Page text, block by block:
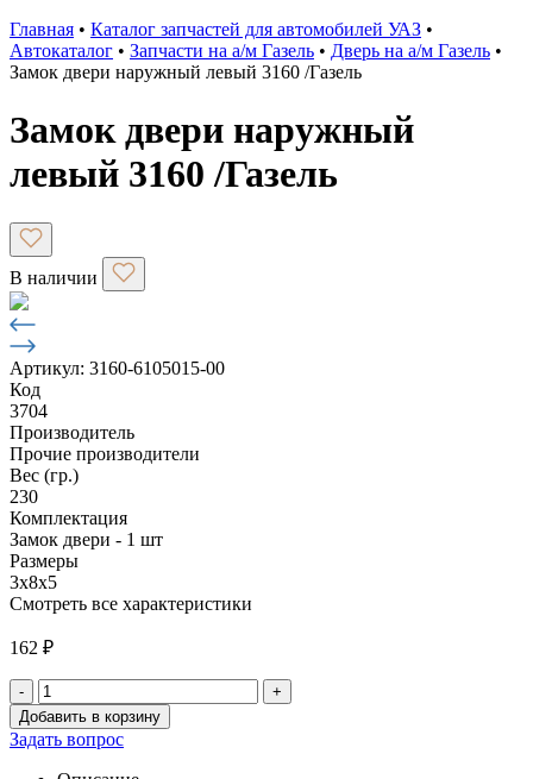
Главная • Каталог запчастей для автомобилей УАЗ •
Автокаталог • Запчасти на а/м Газель • Дверь на а/м Газель •
Замок двери наружный левый 3160 /Газель
Замок двери наружный
левый 3160 /Газель
В наличии
Артикул: 3160-6105015-00
Код
3704
Производитель
Прочие производители
Вес (гр.)
230
Комплектация
Замок двери - 1 шт
Размеры
3х8х5
Смотреть все характеристики
162 ₽
- +
Количество
товара
Замок
Добавить в корзину
Задать вопрос